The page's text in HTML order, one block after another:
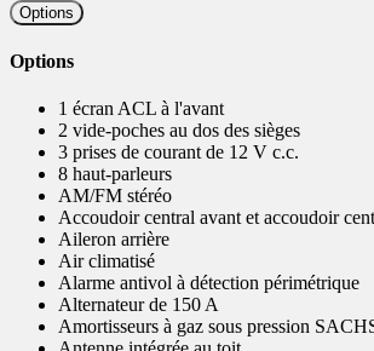
Options
Options
1 écran ACL à l'avant
2 vide-poches au dos des sièges
3 prises de courant de 12 V c.c.
8 haut-parleurs
AM/FM stéréo
Accoudoir central avant et accoudoir
Aileron arrière
Air climatisé
Alarme antivol à détection périmétrique
Alternateur de 150 A
Amortisseurs à gaz sous pression